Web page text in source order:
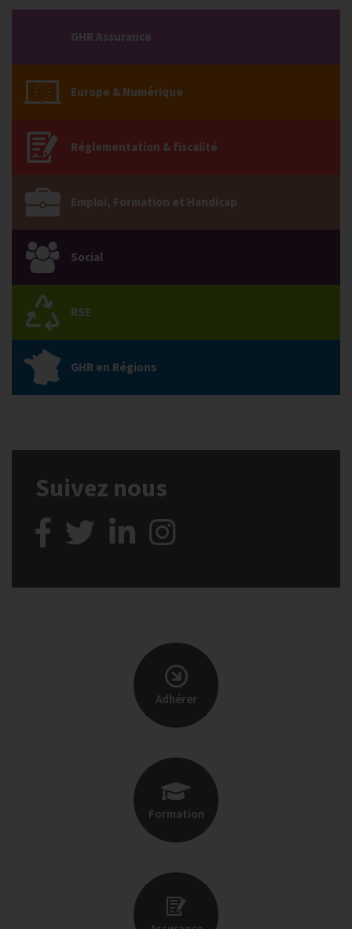
GHR Assurance
Europe & Numérique
Réglementation & fiscalité
Emploi, Formation et Handicap
Social
RSE
GHR en Régions
Suivez nous
Adhérer
Formation